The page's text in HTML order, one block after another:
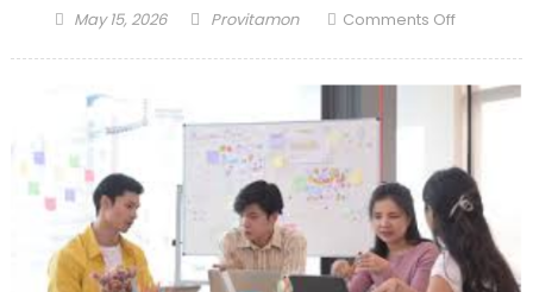
Posted
May 15, 2026 Author
Provitamon Comments Offon
Berlian
Anggrek
yang